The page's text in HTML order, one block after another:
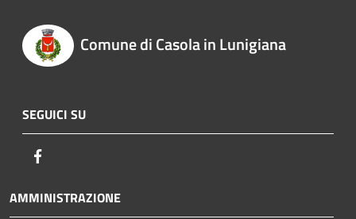
Comune di Casola in Lunigiana
SEGUICI SU
AMMINISTRAZIONE